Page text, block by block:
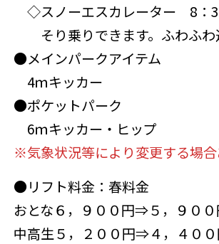
◇スノーエスカレーター 8：
そり乗りできます。ふわふわ
●メインパークアイテム
4ｍキッカー
●ポケットパーク
6ｍキッカー・ヒップ
※気象状況等により変更する場合
●リフト料金：春料金
おとな６，９００円⇒５，９０
中高生５，２００円⇒４，４０